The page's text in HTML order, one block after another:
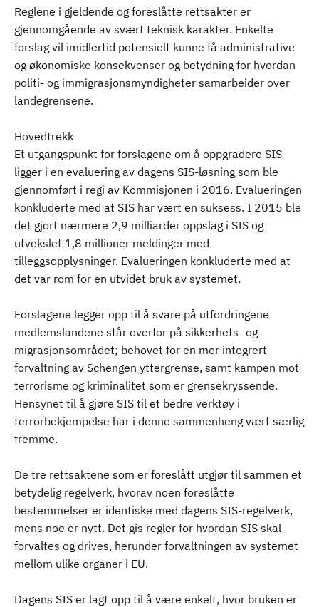
Reglene i gjeldende og foreslåtte rettsakter er
gjennomgående av svært teknisk karakter. Enkelte
forslag vil imidlertid potensielt kunne få administrative
og økonomiske konsekvenser og betydning for hvordan
politi- og immigrasjonsmyndigheter samarbeider over
landegrensene.
Hovedtrekk
Et utgangspunkt for forslagene om å oppgradere SIS
ligger i en evaluering av dagens SIS-løsning som ble
gjennomført i regi av Kommisjonen i 2016. Evalueringen
konkluderte med at SIS har vært en suksess. I 2015 ble
det gjort nærmere 2,9 milliarder oppslag i SIS og
utvekslet 1,8 millioner meldinger med
tilleggsopplysninger. Evalueringen konkluderte med at
det var rom for en utvidet bruk av systemet.
Forslagene legger opp til å svare på utfordringene
medlemslandene står overfor på sikkerhets- og
migrasjonsområdet; behovet for en mer integrert
forvaltning av Schengen yttergrense, samt kampen mot
terrorisme og kriminalitet som er grensekryssende.
Hensynet til å gjøre SIS til et bedre verktøy i
terrorbekjempelse har i denne sammenheng vært særlig
fremme.
De tre rettsaktene som er foreslått utgjør til sammen et
betydelig regelverk, hvorav noen foreslåtte
bestemmelser er identiske med dagens SIS-regelverk,
mens noe er nytt. Det gis regler for hvordan SIS skal
forvaltes og drives, herunder forvaltningen av systemet
mellom ulike organer i EU.
Dagens SIS er lagt opp til å være enkelt, hvor bruken er